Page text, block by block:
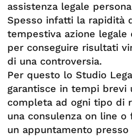
assistenza legale
Spesso infatti la rapidità
tempestiva azione legale
per conseguire risultati
di una controversia.
Per questo lo Studio
garantisce in tempi brevi
completa ad ogni tipo di
una consulenza on line o
un appuntamento presso